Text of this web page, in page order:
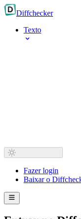
Diffchecker
Texto
Fazer login
Baixar o